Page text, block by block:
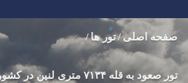
صفحه اصلی تور ها
تور صعود به قله ۷۱۳۴ متری لنین در کشور قرقیزستان